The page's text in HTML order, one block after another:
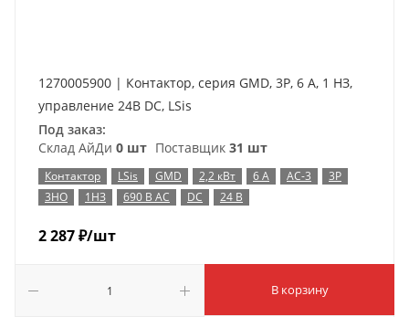
1270005900 | Контактор, серия GMD, 3P, 6 А, 1 НЗ,
управление 24В DC, LSis
Под заказ:
Склад АйДи 0 шт Поставщик 31 шт
Контактор LSis GMD 2,2 кВт 6 А AC-3
3P
3НО
1НЗ 690 В AC DC 24 В
2 287₽/шт
В корзину